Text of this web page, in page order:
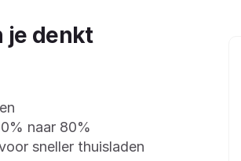
je denkt
naar 80%
sneller thuisladen